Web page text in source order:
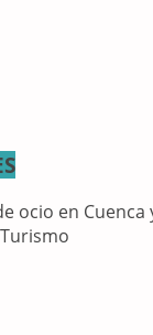
ocio en Cuenca